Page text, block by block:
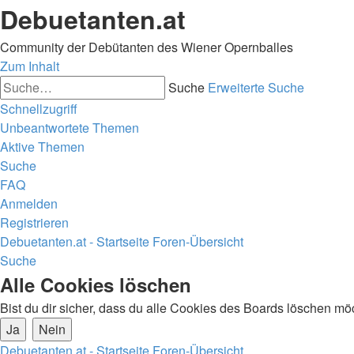
Debuetanten.at
Community der Debütanten des Wiener Opernballes
Zum Inhalt
Suche Erweiterte Suche
Schnellzugriff
Unbeantwortete Themen
Aktive Themen
Suche
FAQ
Anmelden
Registrieren
Debuetanten.at - Startseite Foren-Übersicht
Suche
Alle Cookies löschen
Bist du dir sicher, dass du alle Cookies des Boards löschen